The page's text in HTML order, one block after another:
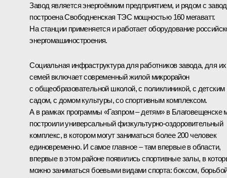
Завод является энергоёмким предприятием, и рядом с
построена Свободненская ТЭС мощностью 160 мегаватт.
На станции применяется и работает оборудование
энергомашиностроения.
Социальная инфраструктура для работников завода, для их
семей включает современный жилой микрорайон
с общеобразовательной школой, с поликлиникой, с детским
садом, с домом культуры, со спортивным комплексом.
А в рамках программы «Газпром – детям» в Благовещенске
построили универсальный физкультурно-оздоровительный
комплекс, в котором могут заниматься более 200 человек
единовременно. И самое главное – там впервые в области,
впервые в этом районе появились спортивные залы, в
можно заниматься боевыми видами спорта: боксом,